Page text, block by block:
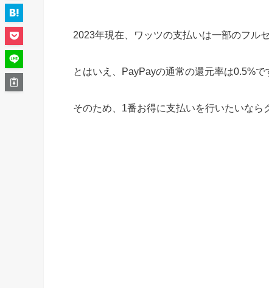
2023年現在、ワッツの支払いは一部のフル
とはいえ、PayPayの通常の還元率は0.5%で
そのため、1番お得に支払いを行いたいなら